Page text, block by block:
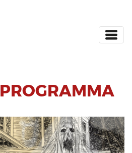
PROGRAMMA